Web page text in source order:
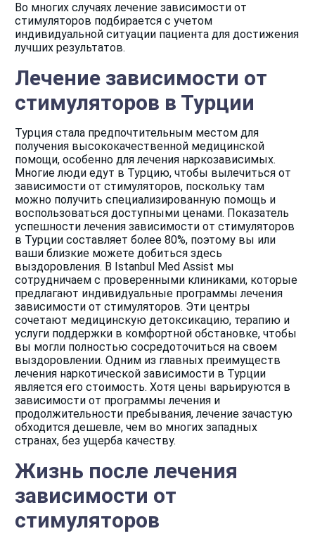
Во многих случаях лечение зависимости от
стимуляторов подбирается с учетом
индивидуальной ситуации пациента для достижения
лучших результатов.
Лечение зависимости от
стимуляторов в Турции
Турция стала предпочтительным местом для
получения высококачественной медицинской
помощи, особенно для лечения наркозависимых.
Многие люди едут в Турцию, чтобы вылечиться от
зависимости от стимуляторов, поскольку там
можно получить специализированную помощь и
воспользоваться доступными ценами. Показатель
успешности лечения зависимости от стимуляторов
в Турции составляет более 80%, поэтому вы или
ваши близкие можете добиться здесь
выздоровления. В Istanbul Med Assist мы
сотрудничаем с проверенными клиниками, которые
предлагают индивидуальные программы лечения
зависимости от стимуляторов. Эти центры
сочетают медицинскую детоксикацию, терапию и
услуги поддержки в комфортной обстановке, чтобы
вы могли полностью сосредоточиться на своем
выздоровлении. Одним из главных преимуществ
лечения наркотической зависимости в Турции
является его стоимость. Хотя цены варьируются в
зависимости от программы лечения и
продолжительности пребывания, лечение зачастую
обходится дешевле, чем во многих западных
странах, без ущерба качеству.
Жизнь после лечения
зависимости от
стимуляторов